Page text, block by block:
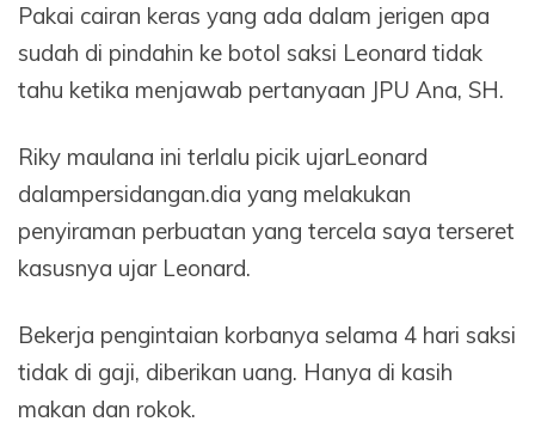
Pakai cairan keras yang ada dalam jerigen apa
sudah di pindahin ke botol saksi Leonard tidak
tahu ketika menjawab pertanyaan JPU Ana, SH.
Riky maulana ini terlalu picik ujarLeonard
dalampersidangan.dia yang melakukan
penyiraman perbuatan yang tercela saya terseret
kasusnya ujar Leonard.
Bekerja pengintaian korbanya selama 4 hari saksi
tidak di gaji, diberikan uang. Hanya di kasih
makan dan rokok.